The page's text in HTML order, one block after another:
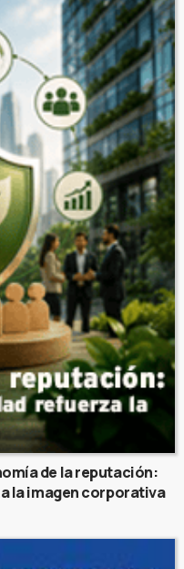
de la reputación:
la imagen corporativa